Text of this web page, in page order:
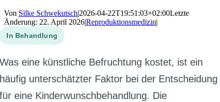
Von Silke Schwekutsch|2026-04-22T19:51:03+02:00Letzte
Änderung: 22. April 2026|Reproduktionsmedizin|
In Behandlung
Was eine künstliche Befruchtung kostet, ist ein
häufig unterschätzter Faktor bei der Entscheidung
für eine Kinderwunschbehandlung. Die